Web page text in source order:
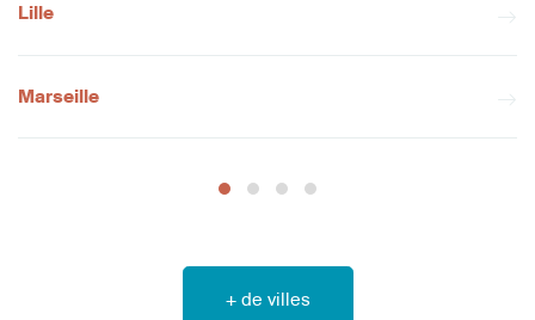
Lille
Marseille
+ de villes